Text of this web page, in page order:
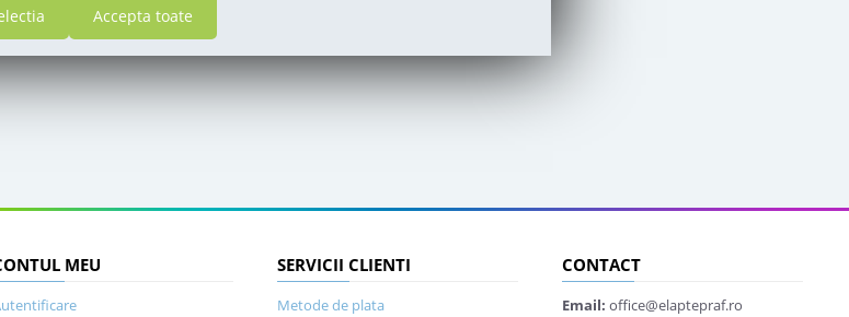
MEU SERVICII CLIENTI
Metode de plata
CONTACT
Email: office@elaptepraf.ro
Accepta toate